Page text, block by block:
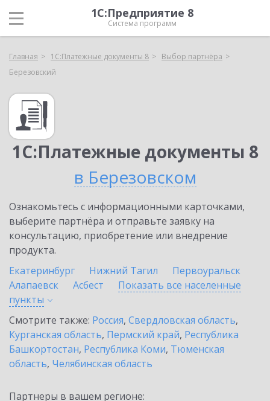
1С:Предприятие 8
Система программ
Главная 1С:Платежные документы 8
Выбор партнёра
Березовский
1С:Платежные документы 8
в Березовском
Ознакомьтесь с информационными карточками,
выберите партнёра и отправьте заявку на
консультацию, приобретение или внедрение
продукта.
Екатеринбург
Нижний Тагил
Первоуральск
Алапаевск
Асбест
Показать все населенные
пункты
Смотрите также: Россия, Свердловская область,
Курганская область, Пермский край, Республика
Башкортостан, Республика Коми, Тюменская
область, Челябинская область
Партнеры в вашем регионе: